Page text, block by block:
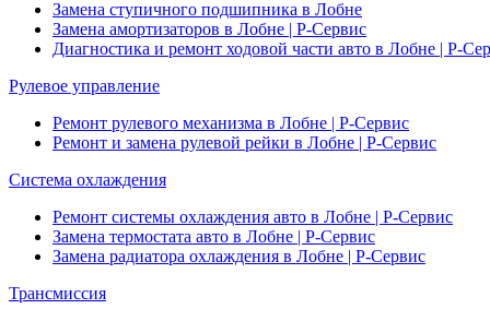
Замена ступичного подшипника в Лобне
Замена амортизаторов в Лобне | Р-Сервис
Диагностика и ремонт ходовой части авто в Лобне | Р-
Рулевое управление
Ремонт рулевого механизма в Лобне | Р-Сервис
Ремонт и замена рулевой рейки в Лобне | Р-Сервис
Система охлаждения
Ремонт системы охлаждения авто в Лобне | Р-Сервис
Замена термостата авто в Лобне | Р-Сервис
Замена радиатора охлаждения в Лобне | Р-Сервис
Трансмиссия